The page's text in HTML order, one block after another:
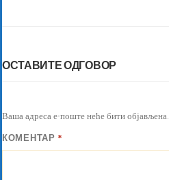
ОСТАВИТЕ ОДГОВОР
Ваша адреса е-поште неће бити објављена.
КОМЕНТАР *